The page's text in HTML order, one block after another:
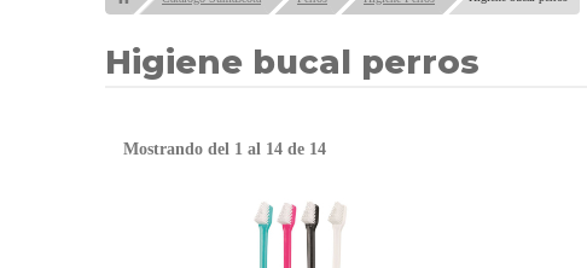
Higiene bucal perros
Mostrando del 1 al 14 de 14